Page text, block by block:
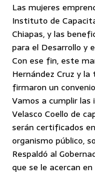
Las mujeres
Instituto de
Chiapas, y las
para el Desarrollo y
Con ese fin, este
Hernández Cruz y
firmaron un
Vamos a cumplir
Velasco Coello de
serán certificados
organismo público,
Respaldó al
que se le acercan